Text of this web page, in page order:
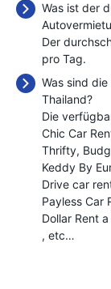
Was ist der
Der
pro Tag.
Was sind
Thailand?
Die
Chic Car
Thrifty
Keddy By
Drive car
Payless Car
Dollar Rent
, etc…